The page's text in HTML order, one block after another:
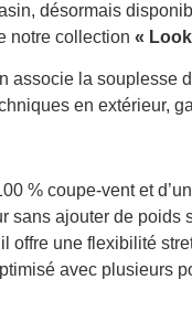
désormais
notre collection «
la souplesse
en extérieur,
% coupe-vent et
sans ajouter de poids
offre une flexibilité
avec plusieurs